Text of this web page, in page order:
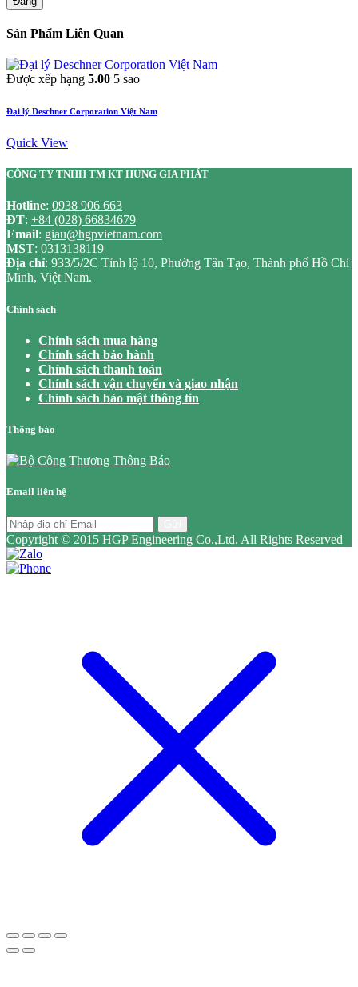
Sản Phẩm Liên Quan
Được xếp hạng 5.00 5 sao
Đại lý Deschner Corporation Việt Nam
Quick View
CÔNG TY TNHH TM KT HƯNG GIA PHÁT
Hotline: 0938 906 663
ĐT: +84 (028) 66834679
Email: giau@hgpvietnam.com
MST: 0313138119
Địa chỉ: 933/5/2C Tỉnh lộ 10, Phường Tân Tạo, Thành phố Hồ Chí
Minh, Việt Nam.
Chính sách
Chính sách mua hàng
Chính sách bảo hành
Chính sách thanh toán
Chính sách vận chuyển và giao nhận
Chính sách bảo mật thông tin
Thông báo
Email liên hệ
Copyright © 2015 HGP Engineering Co.,Ltd. All Rights Reserved